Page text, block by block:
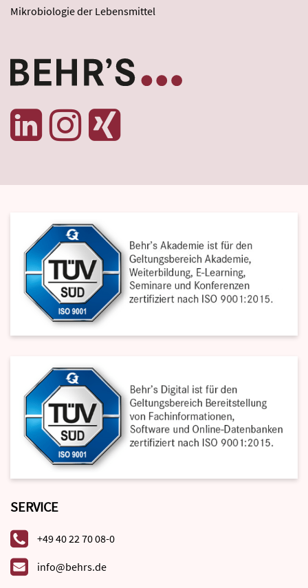
Mikrobiologie der Lebensmittel
SERVICE
+49 40 22 70 08-0
info@behrs.de